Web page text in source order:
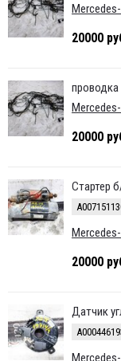
20000
20000
Стартер
20000
Датчик